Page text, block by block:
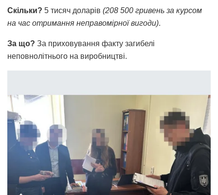
Скільки? 5 тисяч доларів (208 500 гривень за курсом
на час отримання неправомірної вигоди).
За що? За приховування факту загибелі
неповнолітнього на виробництві.